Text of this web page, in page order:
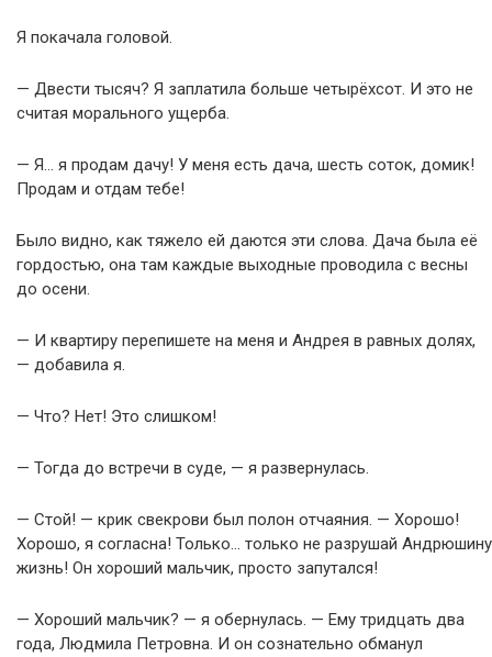
Я покачала головой.
— Двести тысяч? Я заплатила больше четырёхсот. И это не
считая морального ущерба.
— Я… я продам дачу! У меня есть дача, шесть соток, домик!
Продам и отдам тебе!
Было видно, как тяжело ей даются эти слова. Дача была её
гордостью, она там каждые выходные проводила с весны
до осени.
— И квартиру перепишете на меня и Андрея в равных долях,
— добавила я.
— Что? Нет! Это слишком!
— Тогда до встречи в суде, — я развернулась.
— Стой! — крик свекрови был полон отчаяния. — Хорошо!
Хорошо, я согласна! Только… только не разрушай Андрюшину
жизнь! Он хороший мальчик, просто запутался!
— Хороший мальчик? — я обернулась. — Ему тридцать два
года, Людмила Петровна. И он сознательно обманул